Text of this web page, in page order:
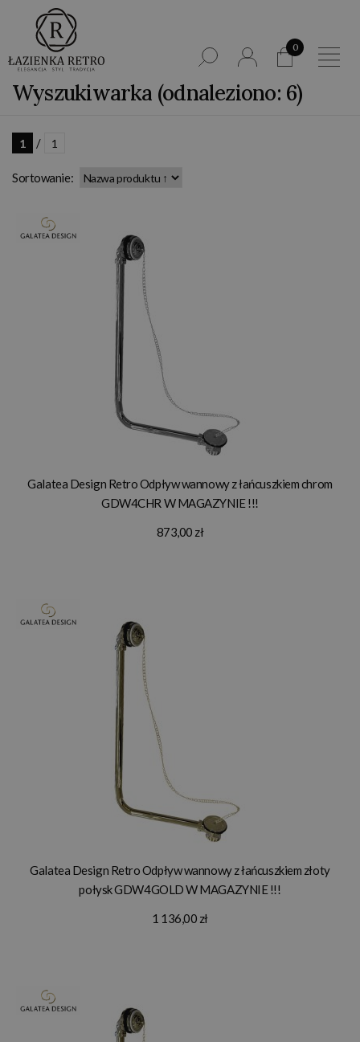
0
Wyszukiwarka (odnaleziono: 6)
1 / 1
Sortowanie:
Galatea Design Retro Odpływ wannowy z łańcuszkiem chrom
GDW4CHR W MAGAZYNIE !!!
873,00 zł
Galatea Design Retro Odpływ wannowy z łańcuszkiem złoty
połysk GDW4GOLD W MAGAZYNIE !!!
1 136,00 zł